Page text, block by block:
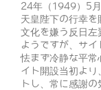
24年（1949）5月
天皇陛下の行幸
文化を嫌う反日左
ようですが、サ
怯まず冷静な平
イト開設当初よ
トし、常に感謝